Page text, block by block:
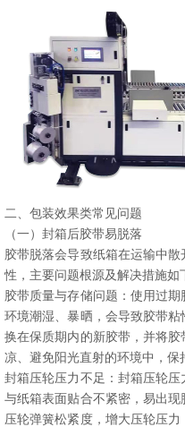
二、包装效果类常见问题
（一）封箱后胶带易脱落
胶带脱落会导致纸箱在运输中
性，主要问题根源及解决措施如
胶带质量与存储问题：使用过
环境潮湿、暴晒，会导致胶带粘
换在保质期内的新胶带，并将胶
凉、避免阳光直射的环境中，保
封箱压轮压力不足：封箱压轮压
与纸箱表面贴合不紧密，易出
压轮弹簧松紧度，增大压轮压